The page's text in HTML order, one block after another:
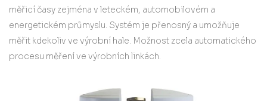
měřicí časy zejména v leteckém, automobilovém a
energetickém průmyslu. Systém je přenosný a umožňuje
měřit kdekoliv ve výrobní hale. Možnost zcela automatického
procesu měření ve výrobních linkách.